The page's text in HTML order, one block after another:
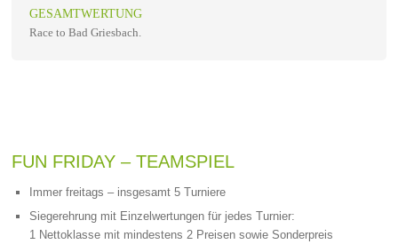
GESAMTWERTUNG
Race to Bad Griesbach.
FUN FRIDAY – TEAMSPIEL
Immer freitags – insgesamt 5 Turniere
Siegerehrung mit Einzelwertungen für jedes Turnier:
1 Nettoklasse mit mindestens 2 Preisen sowie Sonderpreis